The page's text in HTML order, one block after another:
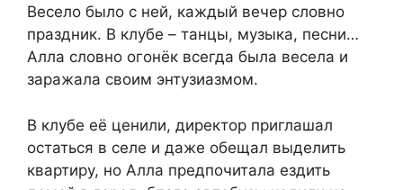
Весело было с ней, каждый вечер словно
праздник. В клубе – танцы, музыка, песни…
Алла словно огонёк всегда была весела и
заражала своим энтузиазмом.
В клубе её ценили, директор приглашал
остаться в селе и даже обещал выделить
квартиру, но Алла предпочитала ездить